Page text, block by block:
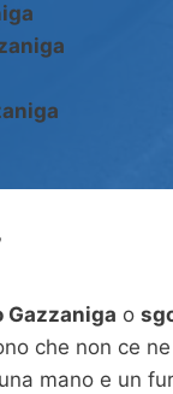
Gazzaniga o
che non ce
mano e un